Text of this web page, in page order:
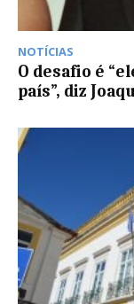
NOTÍCIAS
O desafio é
país”, diz